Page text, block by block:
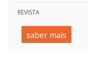
REVISTA
saber mais